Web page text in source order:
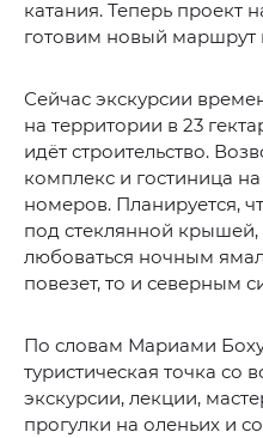
катания. Теперь
готовим новый маршрут
Сейчас экскурсии
на территории в 23
идёт строительство.
комплекс и гостиница
номеров. Планируется,
под стеклянной
любоваться ночным
повезет, то и северным
По словам Мариами
туристическая точка со
экскурсии, лекции,
прогулки на оленьих и